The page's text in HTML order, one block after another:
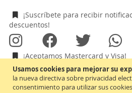
Usamos cookies para mejorar su
la nueva directiva sobre privacidad
consentimiento para utilizar sus
¡Suscríbete para recibir
descuentos!
¡Aceptamos Mastercard y Visa!